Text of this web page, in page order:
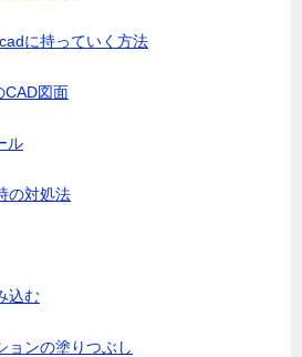
に持っていく方法
CAD図面
ル
の対処法
込む
ョンの塗りつぶし